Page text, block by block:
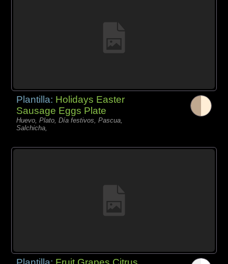
Plantilla: Holidays Easter
Sausage Eggs Plate
Huevo, Plato, Día festivos, Pascua,
Salchicha,